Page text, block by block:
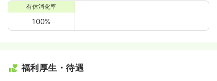
有休消化率
100%
福利厚生・待遇